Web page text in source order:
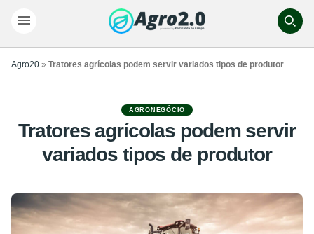
Agro20 » Tratores agrícolas podem servir variados tipos de produtor
AGRONEGÓCIO
Tratores agrícolas podem servir
variados tipos de produtor